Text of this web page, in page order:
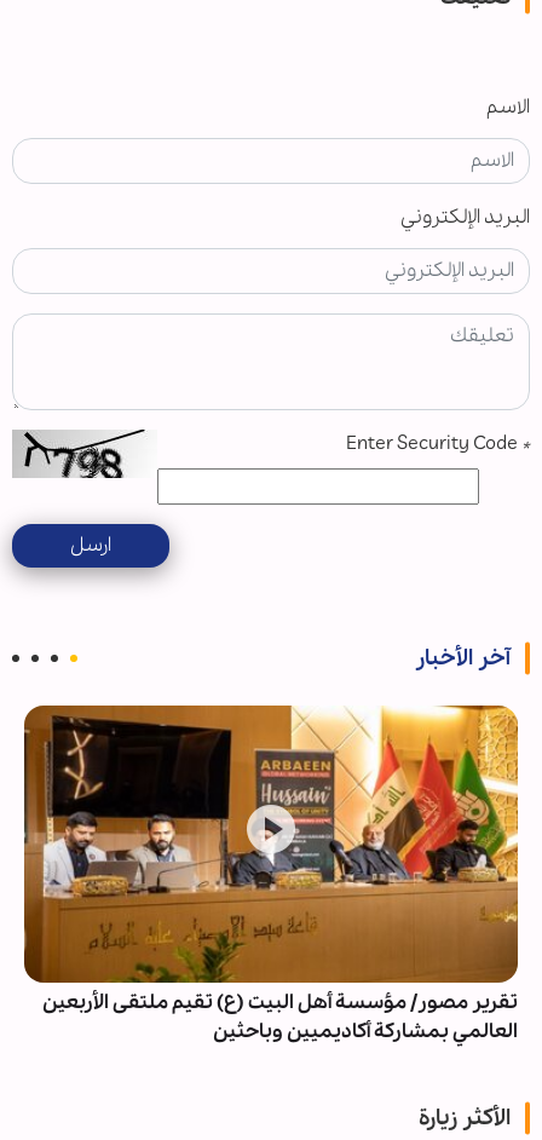
الاسم
البريد الإلكتروني
*
ارسل
آخر الأخبار
تقرير مصور/ مؤسسة أهل البيت (ع) تقيم ملتقى الأربعين
العالمي بمشاركة أكاديميين وباحثين
الأكثر زيارة